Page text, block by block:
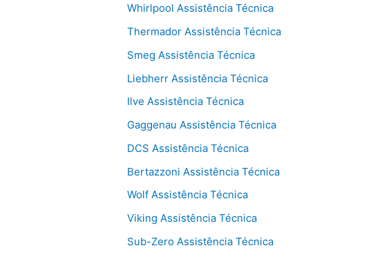
Whirlpool Assistência Técnica
Thermador Assistência Técnica
Smeg Assistência Técnica
Liebherr Assistência Técnica
Ilve Assistência Técnica
Gaggenau Assistência Técnica
DCS Assistência Técnica
Bertazzoni Assistência Técnica
Wolf Assistência Técnica
Viking Assistência Técnica
Sub-Zero Assistência Técnica